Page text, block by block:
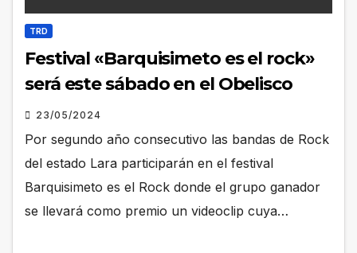
TRD
Festival «Barquisimeto es el rock»
será este sábado en el Obelisco
23/05/2024
Por segundo año consecutivo las bandas de Rock
del estado Lara participarán en el festival
Barquisimeto es el Rock donde el grupo ganador
se llevará como premio un videoclip cuya…